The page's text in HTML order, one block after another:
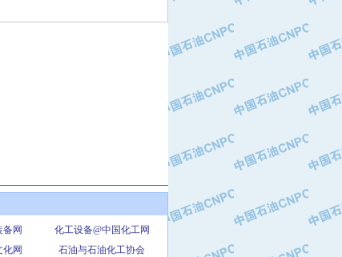
备网
化工设备@中国化工网
化网 石油与石油化工协会